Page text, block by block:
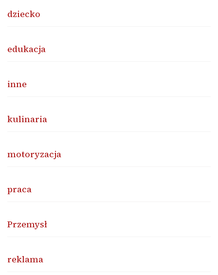
dziecko
edukacja
inne
kulinaria
motoryzacja
praca
Przemysł
reklama